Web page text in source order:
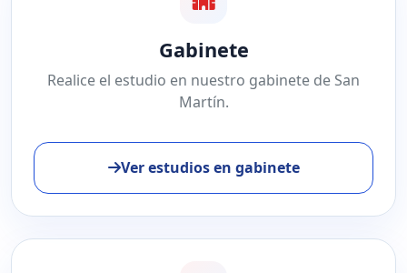
Gabinete
Realice el estudio en nuestro gabinete de San
Martín.
Ver estudios en gabinete